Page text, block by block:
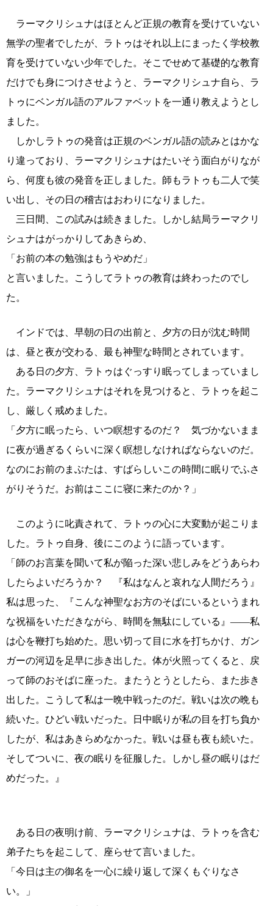
ラーマクリシュナはほとんど正規の教育を受けていない
無学の聖者でしたが、ラトゥはそれ以上にまったく学校教
育を受けていない少年でした。そこでせめて基礎的な教育
だけでも身につけさせようと、ラーマクリシュナ自ら、ラ
トゥにベンガル語のアルファベットを一通り教えようとし
ました。
しかしラトゥの発音は正規のベンガル語の読みとはかな
り違っており、ラーマクリシュナはたいそう面白がりなが
ら、何度も彼の発音を正しました。師もラトゥも二人で笑
い出し、その日の稽古はおわりになりました。
三日間、この試みは続きました。しかし結局ラーマクリ
シュナはがっかりしてあきらめ、
「お前の本の勉強はもうやめだ」
と言いました。こうしてラトゥの教育は終わったのでし
た。
インドでは、早朝の日の出前と、夕方の日が沈む時間
は、昼と夜が交わる、最も神聖な時間とされています。
ある日の夕方、ラトゥはぐっすり眠ってしまっていまし
た。ラーマクリシュナはそれを見つけると、ラトゥを起こ
し、厳しく戒めました。
「夕方に眠ったら、いつ瞑想するのだ？ 気づかないまま
に夜が過ぎるくらいに深く瞑想しなければならないのだ。
なのにお前のまぶたは、すばらしいこの時間に眠りでふさ
がりそうだ。お前はここに寝に来たのか？」
このように叱責されて、ラトゥの心に大変動が起こりま
した。ラトゥ自身、後にこのように語っています。
「師のお言葉を聞いて私が陥った深い悲しみをどうあらわ
したらよいだろうか？ 『私はなんと哀れな人間だろう』
私は思った、『こんな神聖なお方のそばにいるというまれ
な祝福をいただきながら、時間を無駄にしている』――私
は心を鞭打ち始めた。思い切って目に水を打ちかけ、ガン
ガーの河辺を足早に歩き出した。体が火照ってくると、戻
って師のおそばに座った。またうとうとしたら、また歩き
出した。こうして私は一晩中戦ったのだ。戦いは次の晩も
続いた。ひどい戦いだった。日中眠りが私の目を打ち負か
したが、私はあきらめなかった。戦いは昼も夜も続いた。
そしてついに、夜の眠りを征服した。しかし昼の眠りはだ
めだった。』
ある日の夜明け前、ラーマクリシュナは、ラトゥを含む
弟子たちを起こして、座らせて言いました。
「今日は主の御名を一心に繰り返して深くもぐりなさ
い。」